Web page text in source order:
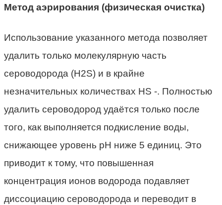
Метод аэрирования (физическая очистка)
Использование указанного метода позволяет
удалить только молекулярную часть
сероводорода (H2S) и в крайне
незначительных количествах HS -. Полностью
удалить сероводород удаётся только после
того, как выполняется подкисление воды,
снижающее уровень рН ниже 5 единиц. Это
приводит к тому, что повышенная
концентрация ионов водорода подавляет
диссоциацию сероводорода и переводит в